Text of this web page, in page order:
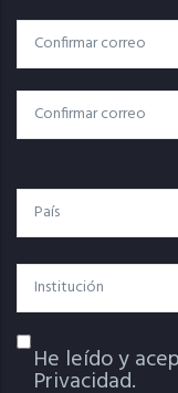
Correo
Electrónico
Correo
Confirmar Correo
País
Institución
Política De
He leído y
Privacidad.